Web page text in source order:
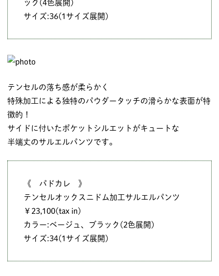
ック(4色展開)
サイズ:36(1サイズ展開)
テンセルの落ち感が柔らかく
特殊加工による独特のパウダータッチの滑らかな表面が特
徴的！
サイドに付いたポケットシルエットがキュートな
半端丈のサルエルパンツです。
《 パドカレ 》
テンセルオックスニドム加工サルエルパンツ
￥23,100(tax in)
カラー:ベージュ、ブラック(2色展開)
サイズ:34(1サイズ展開)